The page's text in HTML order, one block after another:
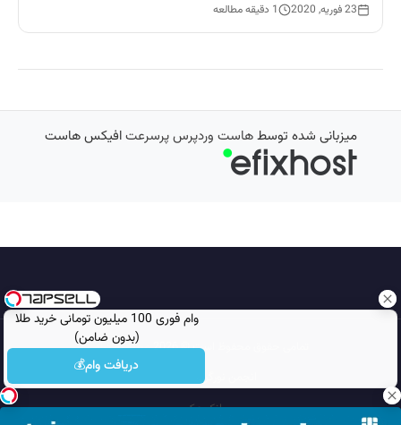
وام فوری 100 میلیون تومانی خرید طلا
(بدون ضامن)
دریافت وام💰
23 فوریه, 2020 1 دقیقه مطالعه
میزبانی شده توسطهاست وردپرس پرسرعتافیکس هاست
تمامی حقوق محفوظ است © 2026
مجله نورگرام
انجمن نورگرام
بانک عکس